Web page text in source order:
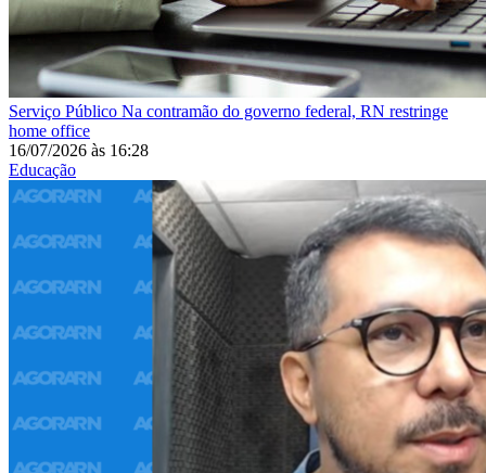
Serviço Público Na contramão do governo federal, RN restringe
home office
16/07/2026 às 16:28
Educação